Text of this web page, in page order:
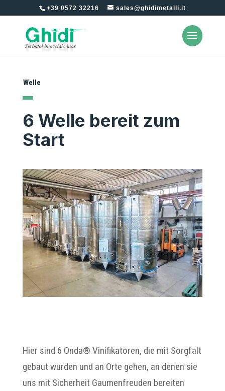
+39 0572 32216 sales@ghidimetalli.it
Welle
6 Welle bereit zum
Start
Hier sind 6 Onda® Vinifikatoren, die mit Sorgfalt
gebaut wurden und an Orte gehen, an denen sie
uns mit Sicherheit Gaumenfreuden bereiten